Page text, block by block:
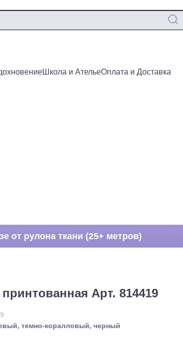
Школа и АтельеОплата и Доставка
от рулона ткани (25+ метров)
принтованная Арт. 814419
темно-коралловый, черный